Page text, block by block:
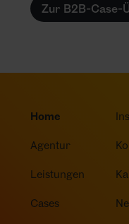
Zur B2B-Case-
Home
Agentur
Leistungen
Cases